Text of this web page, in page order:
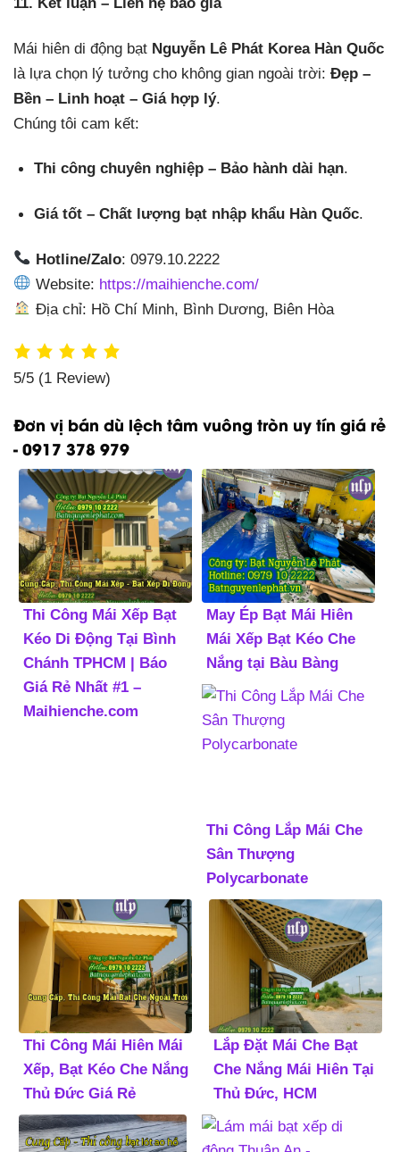
Mái hiên di động bạt Nguyễn Lê Phát Korea Hàn Quốc
là lựa chọn lý tưởng cho không gian ngoài trời: Đẹp –
Bền – Linh hoạt – Giá hợp lý.
Chúng tôi cam kết:
Thi công chuyên nghiệp – Bảo hành dài hạn.
Giá tốt – Chất lượng bạt nhập khẩu Hàn Quốc.
Hotline/Zalo: 0979.10.2222
Website: https://maihienche.com/
Địa chỉ: Hồ Chí Minh, Bình Dương, Biên Hòa
5/5 (1 Review)
Đơn vị bán dù lệch tâm vuông tròn uy tín giá rẻ
- 0917 378 979
Thi Công Mái Xếp Bạt
Kéo Di Động Tại Bình
Chánh TPHCM | Báo
Giá Rẻ Nhất #1 –
Maihienche.com
May Ép Bạt Mái Hiên
Mái Xếp Bạt Kéo Che
Nắng tại Bàu Bàng
Thi Công Lắp Mái Che
Sân Thượng
Polycarbonate
Lắp Đặt Mái Che Bạt
Che Nắng Mái Hiên Tại
Thủ Đức, HCM
Thi Công Mái Hiên Mái
Xếp, Bạt Kéo Che Nắng
Thủ Đức Giá Rẻ